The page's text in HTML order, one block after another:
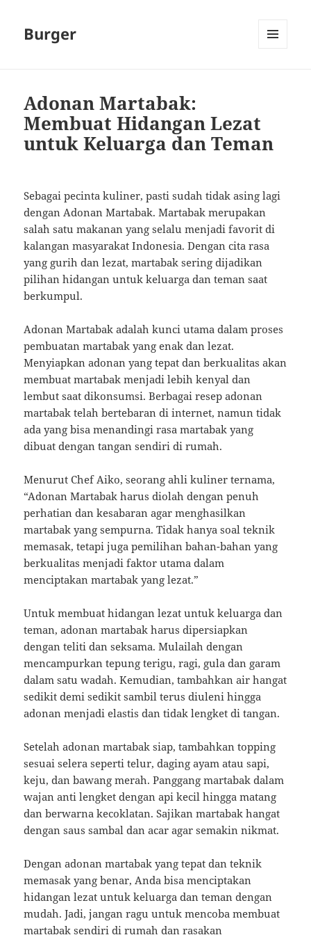
Burger
Adonan Martabak:
Membuat Hidangan Lezat
untuk Keluarga dan Teman
Sebagai pecinta kuliner, pasti sudah tidak asing lagi
dengan Adonan Martabak. Martabak merupakan
salah satu makanan yang selalu menjadi favorit di
kalangan masyarakat Indonesia. Dengan cita rasa
yang gurih dan lezat, martabak sering dijadikan
pilihan hidangan untuk keluarga dan teman saat
berkumpul.
Adonan Martabak adalah kunci utama dalam proses
pembuatan martabak yang enak dan lezat.
Menyiapkan adonan yang tepat dan berkualitas akan
membuat martabak menjadi lebih kenyal dan
lembut saat dikonsumsi. Berbagai resep adonan
martabak telah bertebaran di internet, namun tidak
ada yang bisa menandingi rasa martabak yang
dibuat dengan tangan sendiri di rumah.
Menurut Chef Aiko, seorang ahli kuliner ternama,
“Adonan Martabak harus diolah dengan penuh
perhatian dan kesabaran agar menghasilkan
martabak yang sempurna. Tidak hanya soal teknik
memasak, tetapi juga pemilihan bahan-bahan yang
berkualitas menjadi faktor utama dalam
menciptakan martabak yang lezat.”
Untuk membuat hidangan lezat untuk keluarga dan
teman, adonan martabak harus dipersiapkan
dengan teliti dan seksama. Mulailah dengan
mencampurkan tepung terigu, ragi, gula dan garam
dalam satu wadah. Kemudian, tambahkan air hangat
sedikit demi sedikit sambil terus diuleni hingga
adonan menjadi elastis dan tidak lengket di tangan.
Setelah adonan martabak siap, tambahkan topping
sesuai selera seperti telur, daging ayam atau sapi,
keju, dan bawang merah. Panggang martabak dalam
wajan anti lengket dengan api kecil hingga matang
dan berwarna kecoklatan. Sajikan martabak hangat
dengan saus sambal dan acar agar semakin nikmat.
Dengan adonan martabak yang tepat dan teknik
memasak yang benar, Anda bisa menciptakan
hidangan lezat untuk keluarga dan teman dengan
mudah. Jadi, jangan ragu untuk mencoba membuat
martabak sendiri di rumah dan rasakan